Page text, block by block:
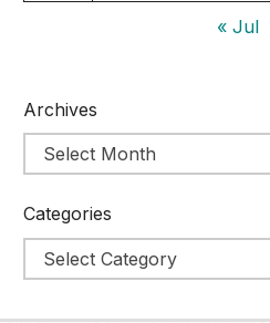
« Jul
Archives
Categories